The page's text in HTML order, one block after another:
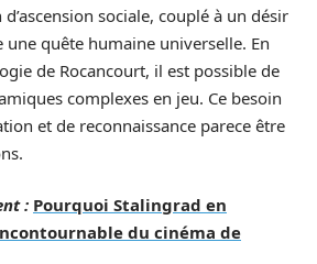
sociale, couplé à un désir
une quête humaine universelle. En
de Rocancourt, il est possible de
complexes en jeu. Ce besoin
et de reconnaissance parece être
: Pourquoi Stalingrad en
du cinéma de